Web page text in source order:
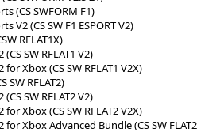
(CS SWFORM F1)
V2 (CS SW F1 ESPORT V2)
RFLAT1X)
SW RFLAT1 V2)
Xbox (CS SW RFLAT1 V2X)
SW RFLAT2)
SW RFLAT2 V2)
Xbox (CS SW RFLAT2 V2X)
Xbox Advanced Bundle (CS SW